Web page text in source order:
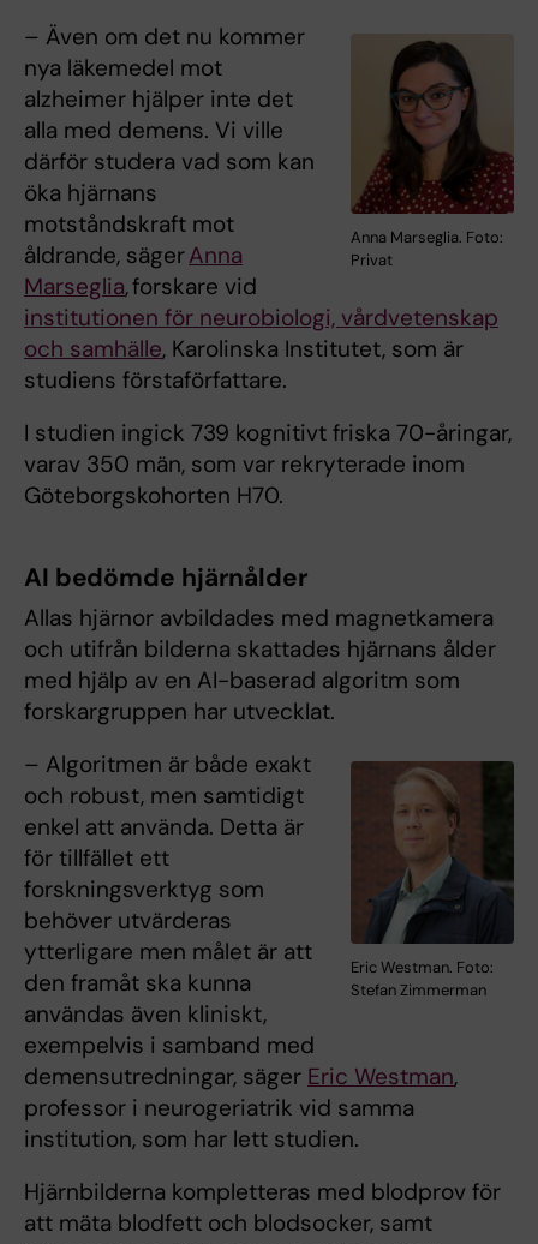
Anna Marseglia. Foto:
Privat
– Även om det nu kommer
nya läkemedel mot
alzheimer hjälper inte det
alla med demens. Vi ville
därför studera vad som kan
öka hjärnans
motståndskraft mot
åldrande, sägerAnna
Marseglia, forskare vid
institutionen för neurobiologi, vårdvetenskap
och samhälle, Karolinska Institutet, som är
studiens förstaförfattare.
I studien ingick 739 kognitivt friska 70-åringar,
varav 350 män, som var rekryterade inom
Göteborgskohorten H70.
AI bedömde hjärnålder
Allas hjärnor avbildades med magnetkamera
och utifrån bilderna skattades hjärnans ålder
med hjälp av en AI-baserad algoritm som
forskargruppen har utvecklat.
Eric Westman. Foto:
Stefan Zimmerman
– Algoritmen är både exakt
och robust, men samtidigt
enkel att använda. Detta är
för tillfället ett
forskningsverktyg som
behöver utvärderas
ytterligare men målet är att
den framåt ska kunna
användas även kliniskt,
exempelvis i samband med
demensutredningar, säger Eric Westman,
professor i neurogeriatrik vid samma
institution, som har lett studien.
Hjärnbilderna kompletteras med blodprov för
att mäta blodfett och blodsocker, samt